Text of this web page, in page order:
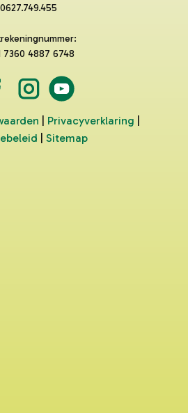
0627.749.455
7360 4887 6748
Privacyverklaring
Sitemap